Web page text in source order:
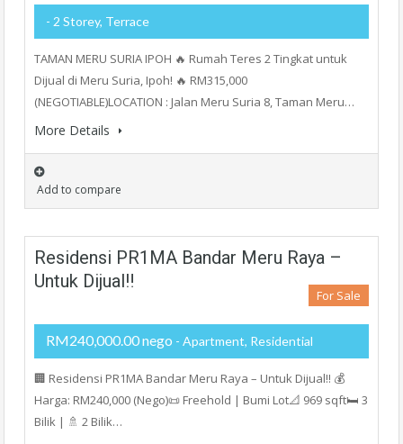
- 2 Storey, Terrace
TAMAN MERU SURIA IPOH 🔥 Rumah Teres 2 Tingkat untuk
Dijual di Meru Suria, Ipoh! 🔥 RM315,000
(NEGOTIABLE)LOCATION : Jalan Meru Suria 8, Taman Meru…
More Details
Add to compare
Residensi PR1MA Bandar Meru Raya –
Untuk Dijual‼️
For Sale
RM240,000.00 nego - Apartment, Residential
🏢 Residensi PR1MA Bandar Meru Raya – Untuk Dijual‼️ 💰
Harga: RM240,000 (Nego)📜 Freehold | Bumi Lot📐 969 sqft🛏 3
Bilik | 🚿 2 Bilik…